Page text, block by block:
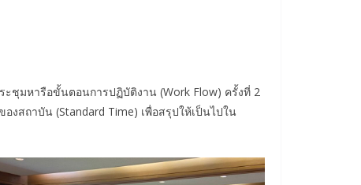
ชุมหารือขั้นตอนการปฏิบัติงาน (Work Flow) ครั้งที่ 2
สถาบัน (Standard Time) เพื่อสรุปให้เป็นไปใน